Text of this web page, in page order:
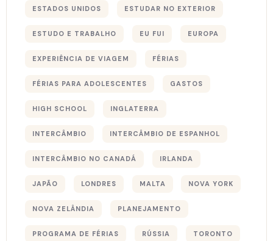
ESTADOS UNIDOS ESTUDAR NO EXTERIOR
ESTUDO E TRABALHO EU FUI EUROPA
EXPERIÊNCIA DE VIAGEM FÉRIAS
FÉRIAS PARA ADOLESCENTES GASTOS
HIGH SCHOOL INGLATERRA
INTERCÂMBIO INTERCÂMBIO DE ESPANHOL
INTERCÂMBIO NO CANADÁ IRLANDA
JAPÃO LONDRES MALTA NOVA YORK
NOVA ZELÂNDIA PLANEJAMENTO
PROGRAMA DE FÉRIAS RÚSSIA TORONTO